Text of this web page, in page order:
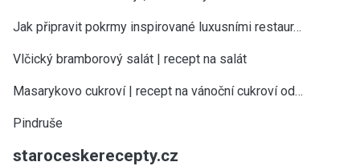
Jak připravit pokrmy inspirované luxusními restaur…
Vlčický bramborový salát | recept na salát
Masarykovo cukroví | recept na vánoční cukroví od…
Pindruše
staroceskerecepty.cz